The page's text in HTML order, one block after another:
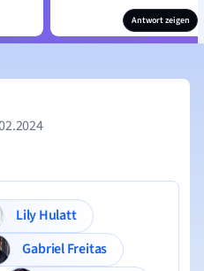
Antwort zeigen
Lily Hulatt
Gabriel Freitas